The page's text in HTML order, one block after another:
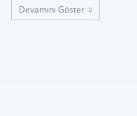
Devamını Göster